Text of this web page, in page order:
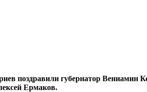
поздравили губернатор Вениамин
Ермаков.